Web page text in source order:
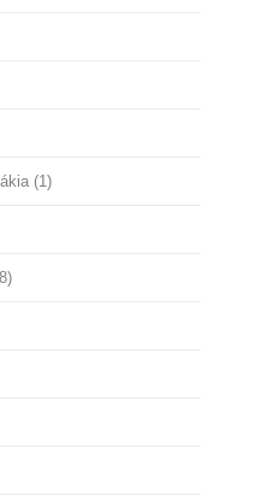
(1)